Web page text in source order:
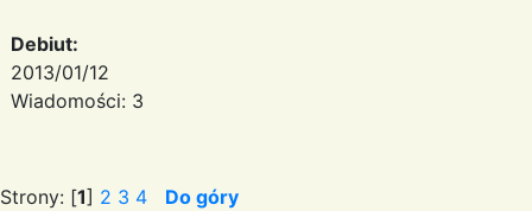
Debiut:
2013/01/12
Wiadomości: 3
Strony: [1] 2 3 4 Do góry